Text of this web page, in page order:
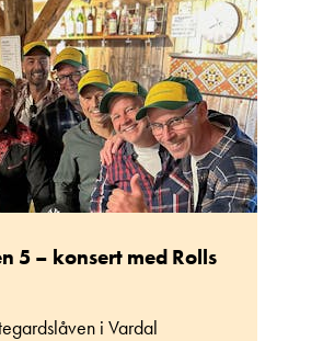
5 – konsert med Rolls
i Vardal